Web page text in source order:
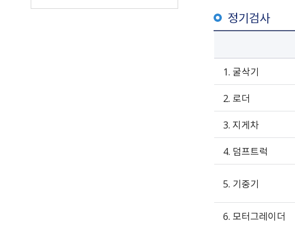
정기검사
1. 굴삭기
2. 로더
3. 지게차
4. 덤프트럭
5. 기중기
6. 모터그레이더